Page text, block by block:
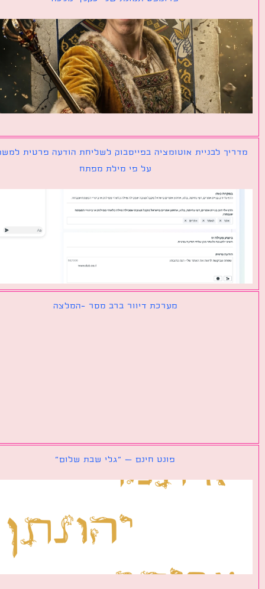
לבניית אוטומציה בפייסבוק לשליחת הודעה פרטית למשתמש
על פי מילת מפתח
מערכת דיוור ברב מסר -המלצה
פונט חינם – ״גלי שבת שלום״